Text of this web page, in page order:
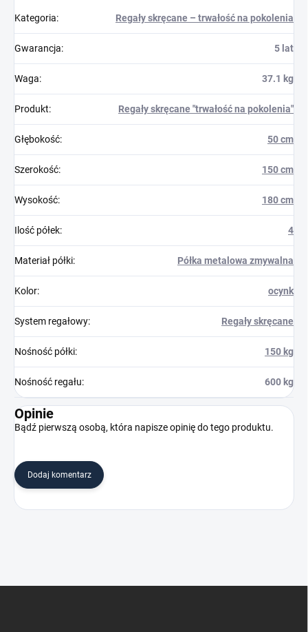
Kategoria: Regały skręcane – trwałość na pokolenia
Gwarancja: 5 lat
Waga: 37.1 kg
Produkt: Regały skręcane "trwałość na pokolenia"
Głębokość: 50 cm
Szerokość: 150 cm
Wysokość: 180 cm
Ilość półek: 4
Materiał półki: Półka metalowa zmywalna
Kolor: ocynk
System regałowy: Regały skręcane
Nośność półki: 150 kg
Nośność regału: 600 kg
Opinie
Bądź pierwszą osobą, która napisze opinię do tego produktu.
Dodaj komentarz